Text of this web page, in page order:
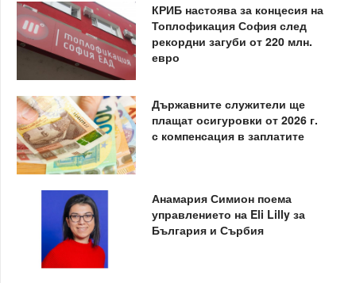
КРИБ настоява за концесия на
Топлофикация София след
рекордни загуби от 220 млн.
евро
Държавните служители ще
плащат осигуровки от 2026 г.
с компенсация в заплатите
Анамария Симион поема
управлението на Eli Lilly за
България и Сърбия